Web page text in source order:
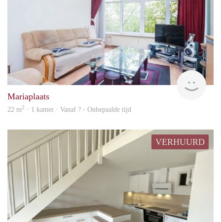
Mariaplaats
22 m2 · 1 kamer · Vanaf ? - Onbepaalde tijd
VERHUURD